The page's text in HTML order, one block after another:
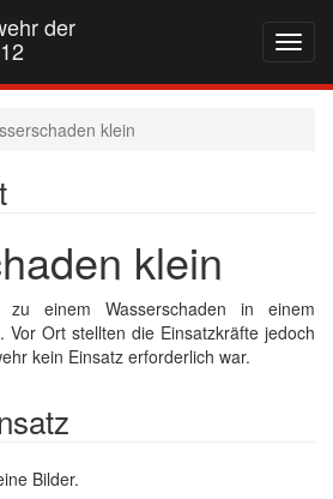
auf-
und
klein
klein
zu einem Wasserschaden in einem
Vor Ort stellten die Einsatzkräfte jedoch
kein Einsatz erforderlich war.
Bilder.